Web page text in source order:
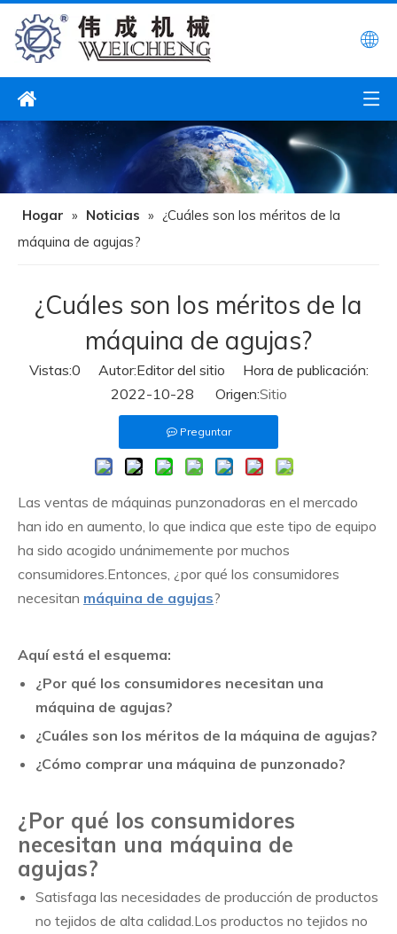
Hogar » Noticias » ¿Cuáles son los méritos de la
máquina de agujas?
¿Cuáles son los méritos de la
máquina de agujas?
Vistas:0 Autor:Editor del sitio Hora de publicación:
2022-10-28 Origen:Sitio
Preguntar
Las ventas de máquinas punzonadoras en el mercado
han ido en aumento, lo que indica que este tipo de equipo
ha sido acogido unánimemente por muchos
consumidores.Entonces, ¿por qué los consumidores
necesitan máquina de agujas?
Aquí está el esquema:
¿Por qué los consumidores necesitan una
máquina de agujas?
¿Cuáles son los méritos de la máquina de agujas?
¿Cómo comprar una máquina de punzonado?
¿Por qué los consumidores
necesitan una máquina de
agujas?
Satisfaga las necesidades de producción de productos
no tejidos de alta calidad.Los productos no tejidos no